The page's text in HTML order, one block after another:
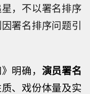
，不以署名排序
署名排序问题引
明确， 演员署名
、戏份体量及实